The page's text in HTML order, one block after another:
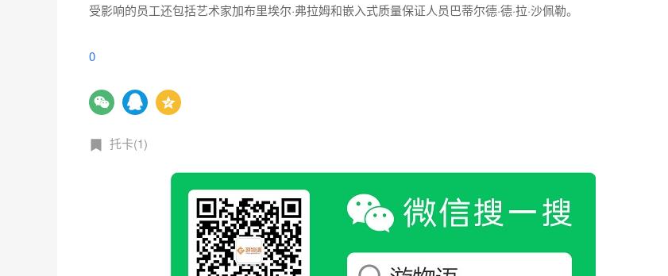
受影响的员工还包括艺术家加布里埃尔·弗拉姆和嵌入式质量保证人员巴蒂尔德·德·拉·沙佩勒。
0
托卡(1)